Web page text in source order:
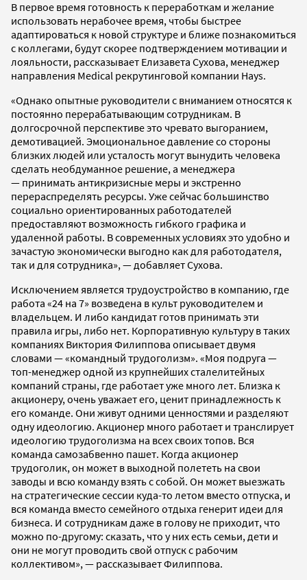
В первое время готовность к переработкам и желание
использовать нерабочее время, чтобы быстрее
адаптироваться к новой структуре и ближе познакомиться
с коллегами, будут скорее подтверждением мотивации и
лояльности, рассказывает Елизавета Сухова, менеджер
направления Medical рекрутинговой компании Hays.
«Однако опытные руководители с вниманием относятся к
постоянно перерабатывающим сотрудникам. В
долгосрочной перспективе это чревато выгоранием,
демотивацией. Эмоциональное давление со стороны
близких людей или усталость могут вынудить человека
сделать необдуманное решение, а менеджера
— принимать антикризисные меры и экстренно
перераспределять ресурсы. Уже сейчас большинство
социально ориентированных работодателей
предоставляют возможность гибкого графика и
удаленной работы. В современных условиях это удобно и
зачастую экономически выгодно как для работодателя,
так и для сотрудника», — добавляет Сухова.
Исключением является трудоустройство в компанию, где
работа «24 на 7» возведена в культ руководителем и
владельцем. И либо кандидат готов принимать эти
правила игры, либо нет. Корпоративную культуру в таких
компаниях Виктория Филиппова описывает двумя
словами — «командный трудоголизм». «Моя подруга —
топ-менеджер одной из крупнейших сталелитейных
компаний страны, где работает уже много лет. Близка к
акционеру, очень уважает его, ценит принадлежность к
его команде. Они живут одними ценностями и разделяют
одну идеологию. Акционер много работает и транслирует
идеологию трудоголизма на всех своих топов. Вся
команда самозабвенно пашет. Когда акционер
трудоголик, он может в выходной полететь на свои
заводы и всю команду взять с собой. Он может выезжать
на стратегические сессии куда-то летом вместо отпуска, и
вся команда вместо семейного отдыха генерит идеи для
бизнеса. И сотрудникам даже в голову не приходит, что
можно по-другому: сказать, что у них есть семьи, дети и
они не могут проводить свой отпуск с рабочим
коллективом», — рассказывает Филиппова.